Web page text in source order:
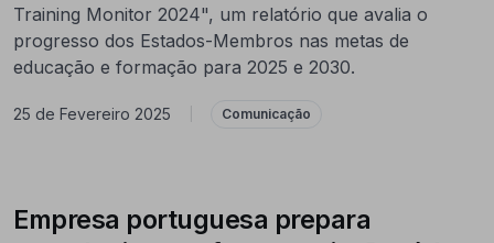
Training Monitor 2024", um relatório que avalia o
progresso dos Estados-Membros nas metas de
educação e formação para 2025 e 2030.
25 de Fevereiro 2025 Comunicação
Empresa portuguesa prepara